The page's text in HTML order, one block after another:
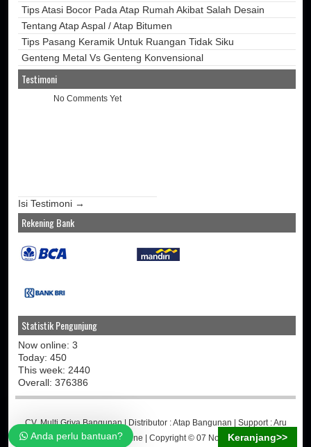
Anda perlu bantuan?
Tips Atasi Bocor Pada Atap Rumah Akibat Salah Desain
Tentang Atap Aspal / Atap Bitumen
Tips Pasang Keramik Untuk Ruangan Tidak Siku
Genteng Metal Vs Genteng Konvensional
Testimoni
No Comments Yet
Isi Testimoni →
Rekening Bank
Statistik Pengunjung
Now online: 3
Today: 450
This week: 2440
Overall: 376386
CV. Multi Griya Bangunan| Distributor :Atap Bangunan | Support :Aru
Martino-Jasa Toko Online | Copyright © 07 November 2014
Keranjang>>